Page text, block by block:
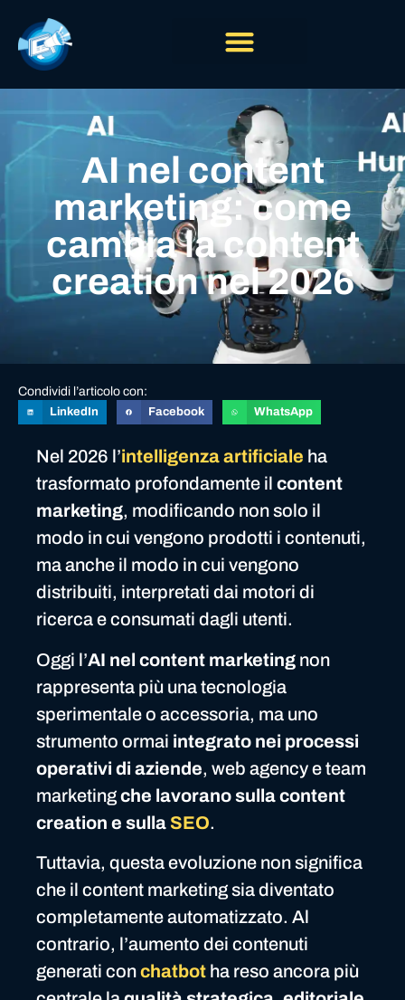
AI nel content
marketing: come
cambia la content
creation nel 2026
Condividi l’articolo con:
LinkedIn Facebook WhatsApp
Nel 2026 l’intelligenza artificiale ha
trasformato profondamente il content
marketing, modificando non solo il
modo in cui vengono prodotti i contenuti,
ma anche il modo in cui vengono
distribuiti, interpretati dai motori di
ricerca e consumati dagli utenti.
Oggi l’AI nel content marketing non
rappresenta più una tecnologia
sperimentale o accessoria, ma uno
strumento ormai integrato nei processi
operativi di aziende, web agency e team
marketingche lavorano sulla content
creation e sulla SEO.
Tuttavia, questa evoluzione non significa
che il content marketing sia diventato
completamente automatizzato. Al
contrario, l’aumento dei contenuti
generati conchatbot ha reso ancora più